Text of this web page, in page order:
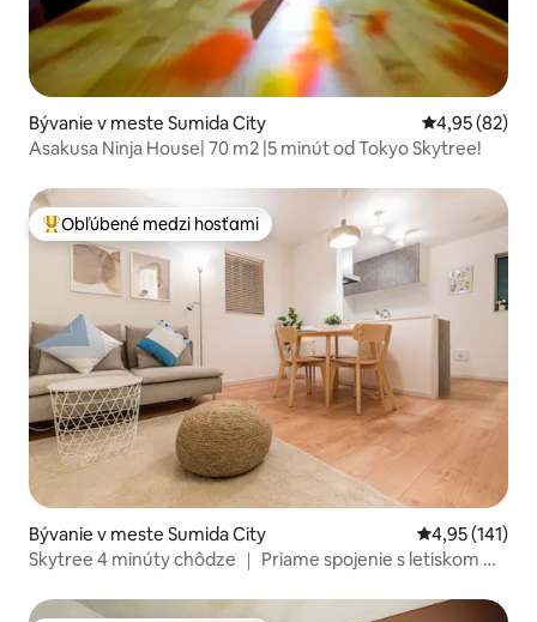
Bývanie v meste Sumida City Priemerné
4,95 (82)
Asakusa Ninja House| 70 m2 |5 minút od Tokyo Skytree!
Najobľúbenejšie medzi hosťami
Obľúbené medzi hosťami
Bývanie v meste Sumida City Priemerné
4,95 (141)
Skytree 4 minúty chôdze ｜ Priame spojenie s letiskom ｜